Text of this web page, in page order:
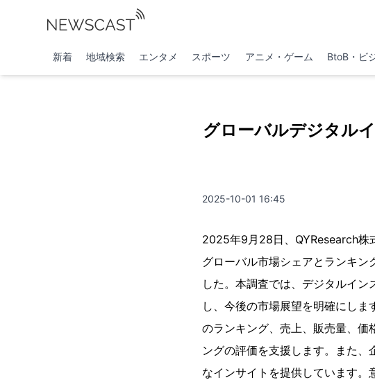
新着 地域検索 エンタメ スポーツ アニメ・ゲーム BtoB・ビ
グローバルデジタル
2025-10-01 16:45
2025年9月28日、QYResearch株
グローバル市場シェアとランキ
した。本調査では、デジタルイ
し、今後の市場展望を明確にし
のランキング、売上、販売量、価
ングの評価を支援します。また
なインサイトを提供しています。